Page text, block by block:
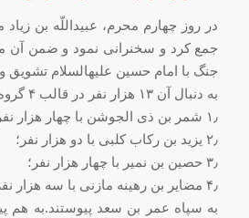
در روز چهارم محرم، عبیداللّه‏ بن
جمع کرد و سخنرانی نمود و ضمن آن
جنگ با امام حسین علیه‏السلام تشویق
به دنبال آن ۱۳ هزار نفر در قالب ۴ گروه که عبارت بودند از:
۱٫ شمر بن ذی الجوشن با چهار هزار نفر؛
۲٫ یزید بن رکاب کلبی با دو هزار نفر؛
۳٫ حصین بن نمیر با چهار هزار نفر؛
۴٫ مضایر بن رهینه مازنی با سه هزار نفر؛
به سپاه عمر بن سعد پیوستند.به هم